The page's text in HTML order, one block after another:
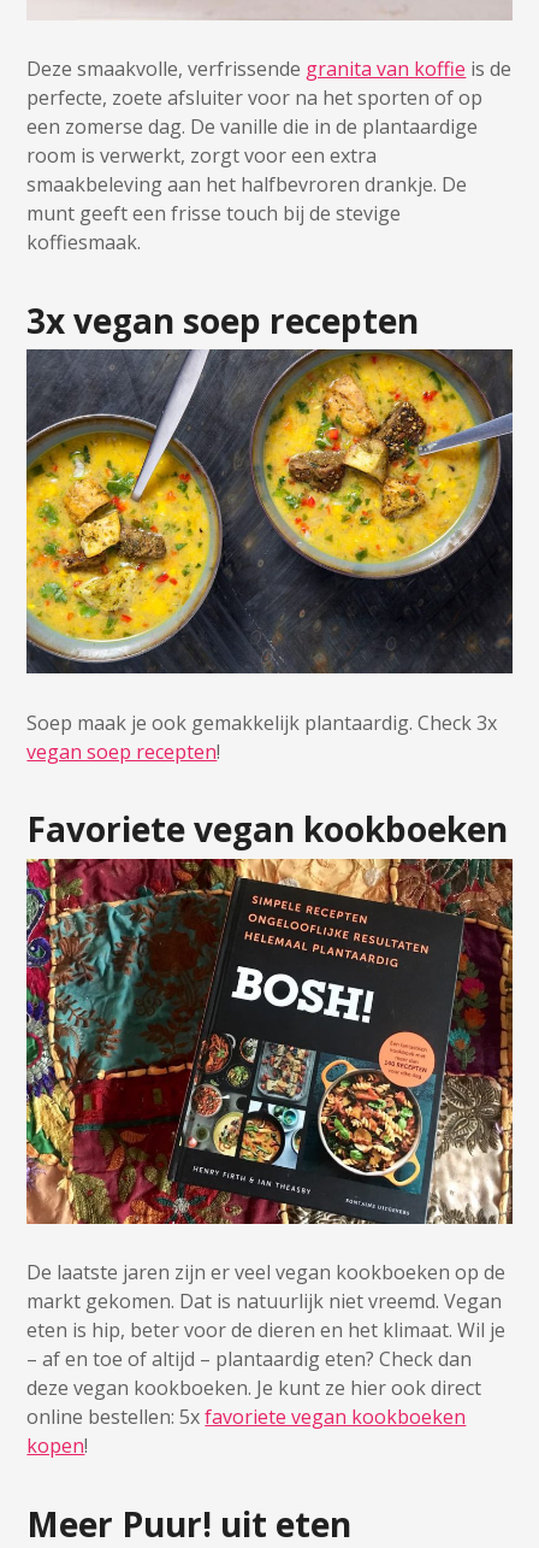
Deze smaakvolle, verfrissende granita van koffie is de
perfecte, zoete afsluiter voor na het sporten of op
een zomerse dag. De vanille die in de plantaardige
room is verwerkt, zorgt voor een extra
smaakbeleving aan het halfbevroren drankje. De
munt geeft een frisse touch bij de stevige
koffiesmaak.
3x vegan soep recepten
Soep maak je ook gemakkelijk plantaardig. Check 3x
vegan soep recepten!
Favoriete vegan kookboeken
De laatste jaren zijn er veel vegan kookboeken op de
markt gekomen. Dat is natuurlijk niet vreemd. Vegan
eten is hip, beter voor de dieren en het klimaat. Wil je
– af en toe of altijd – plantaardig eten? Check dan
deze vegan kookboeken. Je kunt ze hier ook direct
online bestellen: 5xfavoriete vegan kookboeken
kopen!
Meer Puur! uit eten